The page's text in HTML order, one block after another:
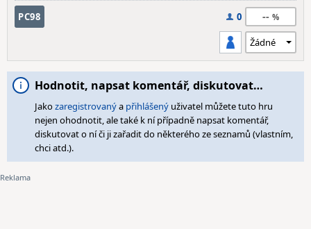
PC98 0 --
Hodnotit, napsat komentář, diskutovat…
Jakozaregistrovanýa přihlášený uživatel můžete tuto hru
nejen ohodnotit, ale také k ní případně napsat komentář,
diskutovat o ní či ji zařadit do některého ze seznamů (vlastním,
chci atd.).